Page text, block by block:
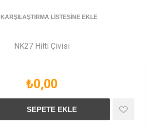
KARŞILAŞTIRMA LISTESINE EKLE
NK27 Hilti Çivisi
₺0,00